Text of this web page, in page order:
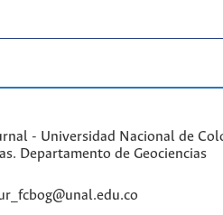
- Universidad Nacional de
Departamento de Geociencias